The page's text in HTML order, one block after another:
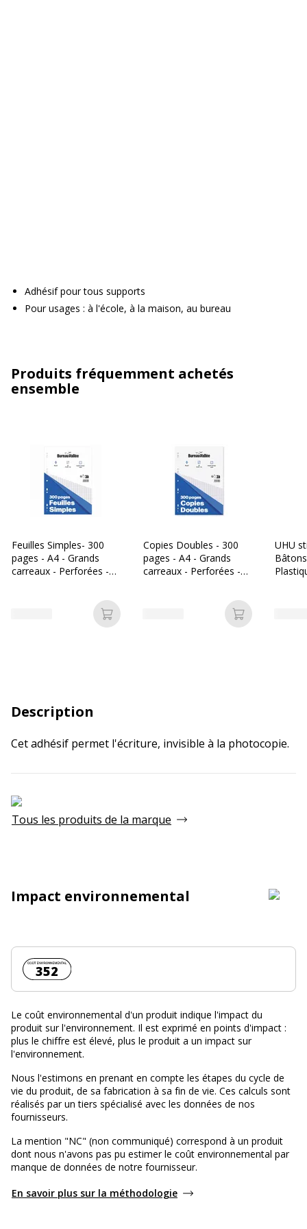
Adhésif pour tous supports
Pour usages : à l'école, à la maison, au bureau
Produits fréquemment achetés
ensemble
Feuilles Simples- 300
pages - A4 - Grands
carreaux - Perforées -
Ajouter au panier
Copies Doubles - 300
pages - A4 - Grands
carreaux - Perforées -
Ajouter au
UHU
Description
Cet adhésif permet l'écriture, invisible à la photocopie.
Tous les produits de la marque
Impact environnemental
Coût environnemental :
352
Le coût environnemental d'un produit indique l'impact du
produit sur l'environnement. Il est exprimé en points d'impact :
plus le chiffre est élevé, plus le produit a un impact sur
l'environnement.
Nous l'estimons en prenant en compte les étapes du cycle de
vie du produit, de sa fabrication à sa fin de vie. Ces calculs sont
réalisés par un tiers spécialisé avec les données de nos
fournisseurs.
La mention "NC" (non communiqué) correspond à un produit
dont nous n'avons pas pu estimer le coût environnemental par
manque de données de notre fournisseur.
En savoir plus sur la méthodologie